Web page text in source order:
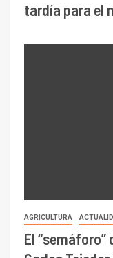
tardía para el
AGRICULTURA
El